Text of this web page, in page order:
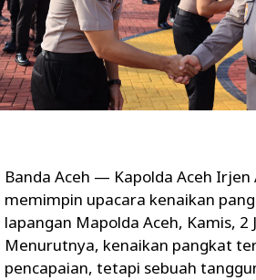
Banda Aceh — Kapolda Aceh
memimpin upacara kenaikan
lapangan Mapolda Aceh, Kamis, 2
Menurutnya, kenaikan pangkat
pencapaian, tetapi sebuah